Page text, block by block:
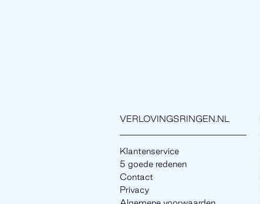
VERLOVINGSRINGEN.NL
Klantenservice
5 goede redenen
Contact
Privacy